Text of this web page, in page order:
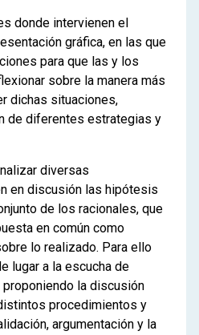
donde intervienen el
gráfica, en las que
para que las y los
sobre la manera más
dichas situaciones,
de diferentes estrategias y
diversas
en discusión las hipótesis
de los racionales, que
en común como
lo realizado. Para ello
lugar a la escucha de
la discusión
procedimientos y
argumentación y la